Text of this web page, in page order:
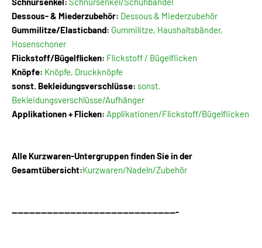
Dessous- & Miederzubehör: Dessous & Miederzubehör
Gummilitze/Elasticband: Gummilitze, Haushaltsbänder,
Hosenschoner
Flickstoff/Bügelflicken: Flickstoff / Bügelflicken
Knöpfe: Knöpfe, Druckknöpfe
sonst. Bekleidungsverschlüsse: sonst.
Bekleidungsverschlüsse/Aufhänger
Applikationen + Flicken: Applikationen/Flickstoff/Bügelflicken
Alle Kurzwaren-Untergruppen finden Sie in der
Gesamtübersicht:Kurzwaren/Nadeln/Zubehör
---------------------------------------------------------